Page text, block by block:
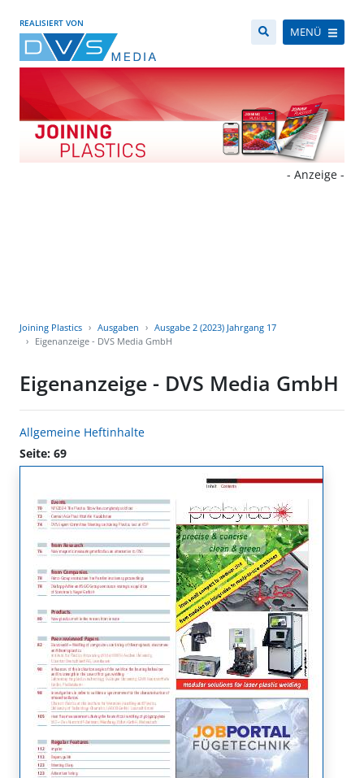
REALISIERT VON
MENÜ
- Anzeige -
Joining Plastics Ausgaben
Ausgabe 2 (2023) Jahrgang 17
Eigenanzeige - DVS Media GmbH
Eigenanzeige - DVS Media GmbH
Allgemeine Heftinhalte
Seite: 69